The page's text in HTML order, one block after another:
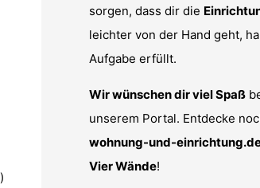
)
sorgen, dass dir die
leichter von der Hand geht,
Aufgabe erfüllt.
Wir wünschen dir viel Spaß
unserem Portal. Entdecke
wohnung-und-
Vier Wände!